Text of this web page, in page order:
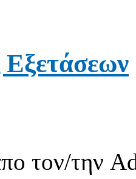
Εξετάσεων
τον/την